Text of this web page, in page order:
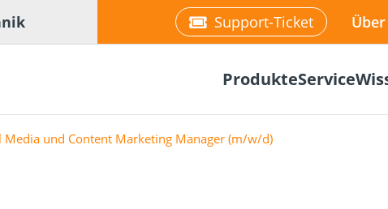
Support-Ticket
ProdukteService
Media und Content Marketing Manager (m/w/d)